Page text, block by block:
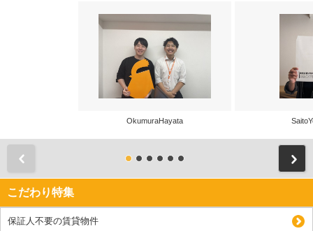
OkumuraHayata
こだわり特集
保証人不要の賃貸物件